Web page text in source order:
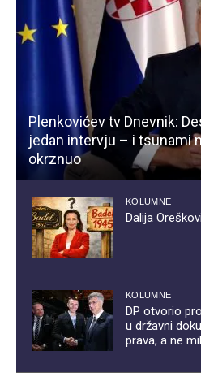
Plenkovićev tv Dnevnik:
jedan intervju – i tsunami
okrznuo
KOLUMNE
Dalija
KOLUMNE
DP otvorio
u državni
prava, a ne